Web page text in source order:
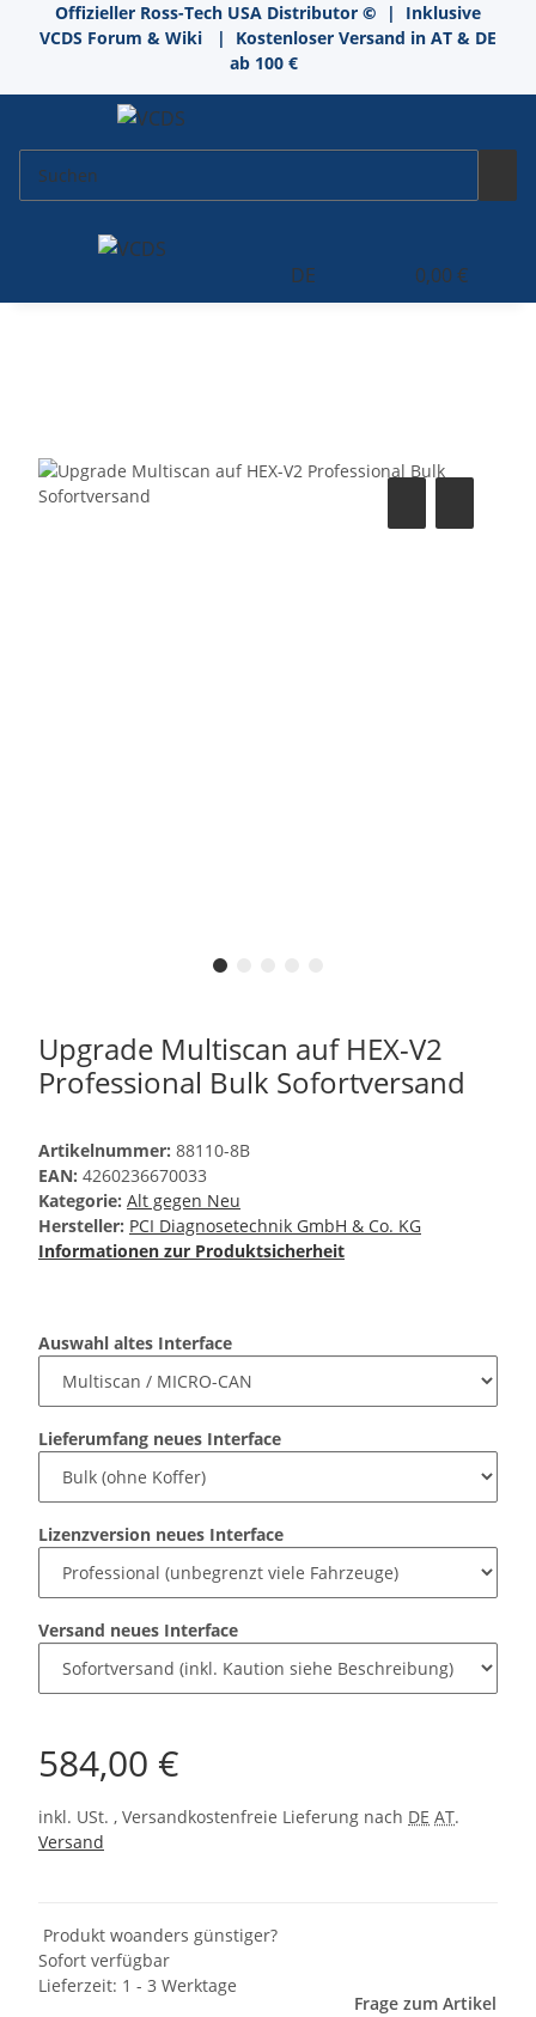
Offizieller Ross-Tech USA Distributor © | Inklusive
VCDS Forum & Wiki
| Kostenloser Versand in AT & DE
ab 100 €
DE 0,00 €
Upgrade Multiscan auf HEX-V2
Professional Bulk Sofortversand
Artikelnummer: 88110-8B
EAN: 4260236670033
Kategorie: Alt gegen Neu
Hersteller: PCI Diagnosetechnik GmbH & Co. KG
Informationen zur Produktsicherheit
Auswahl altes Interface
Lieferumfang neues Interface
Lizenzversion neues Interface
Versand neues Interface
584,00 €
inkl. USt. , Versandkostenfreie Lieferung nach DE AT.
Versand
Produkt woanders günstiger?
Sofort verfügbar
Lieferzeit: 1 - 3 Werktage
Frage zum Artikel